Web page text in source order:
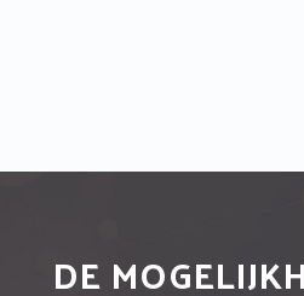
DE